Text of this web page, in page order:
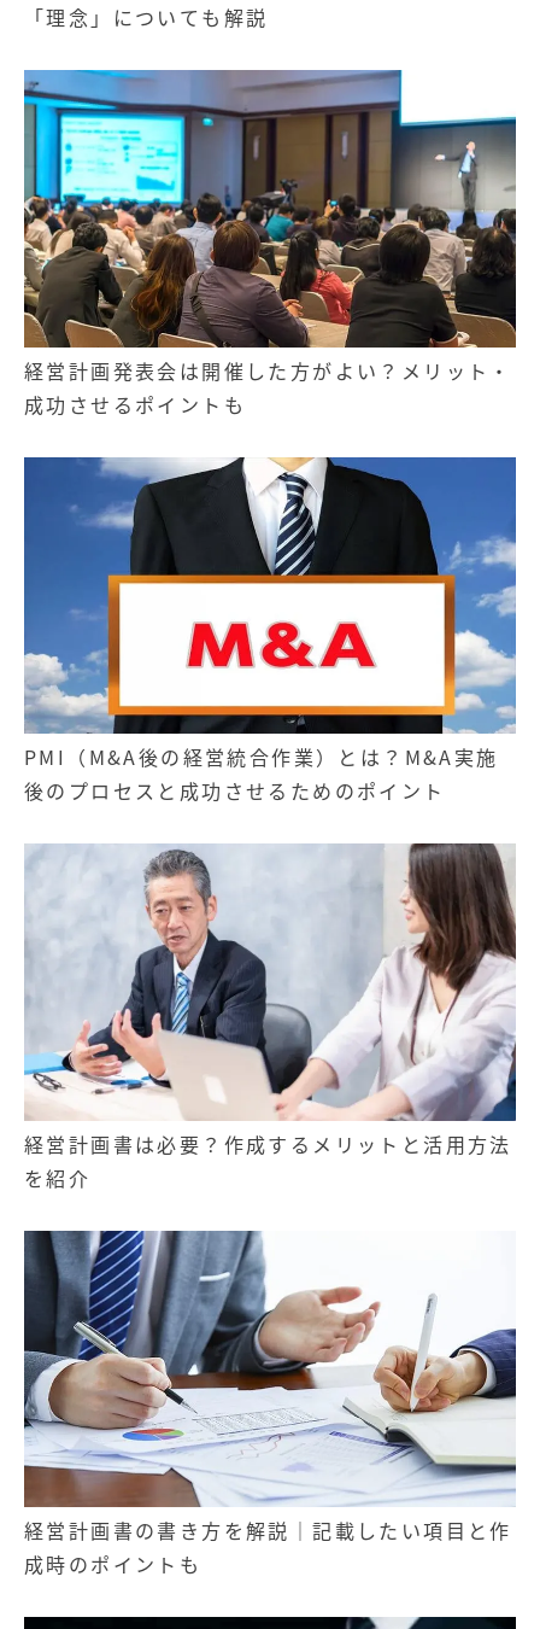
記事
無料お役立ち資料
経営セミナー
「理念」についても解説
経営計画発表会は開催した方がよい？メリット・
成功させるポイントも
PMI（M&A後の経営統合作業）とは？M&A実施
後のプロセスと成功させるためのポイント
経営計画書は必要？作成するメリットと活用方法
を紹介
経営計画書の書き方を解説｜記載したい項目と作
成時のポイントも